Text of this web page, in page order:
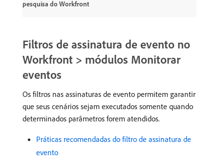
pesquisa do Workfront
Filtros de assinatura de evento no
Workfront > módulos Monitorar
eventos
Os filtros nas assinaturas de evento permitem garantir
que seus cenários sejam executados somente quando
determinados parâmetros forem atendidos.
Práticas recomendadas do filtro de assinatura de
evento